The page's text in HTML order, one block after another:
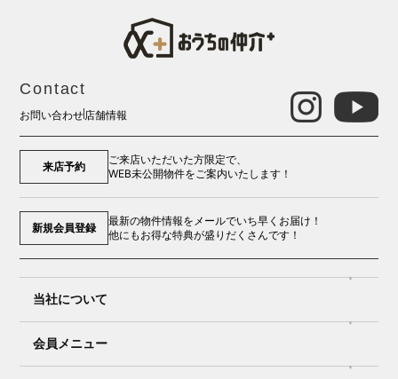
Contact
お問い合わせ店舗情報
来店予約
ご来店いただいた方限定で、
WEB未公開物件をご案内いたします！
新規会員登録
最新の物件情報をメールでいち早くお届け！
他にもお得な特典が盛りだくさんです！
当社について
会員メニュー